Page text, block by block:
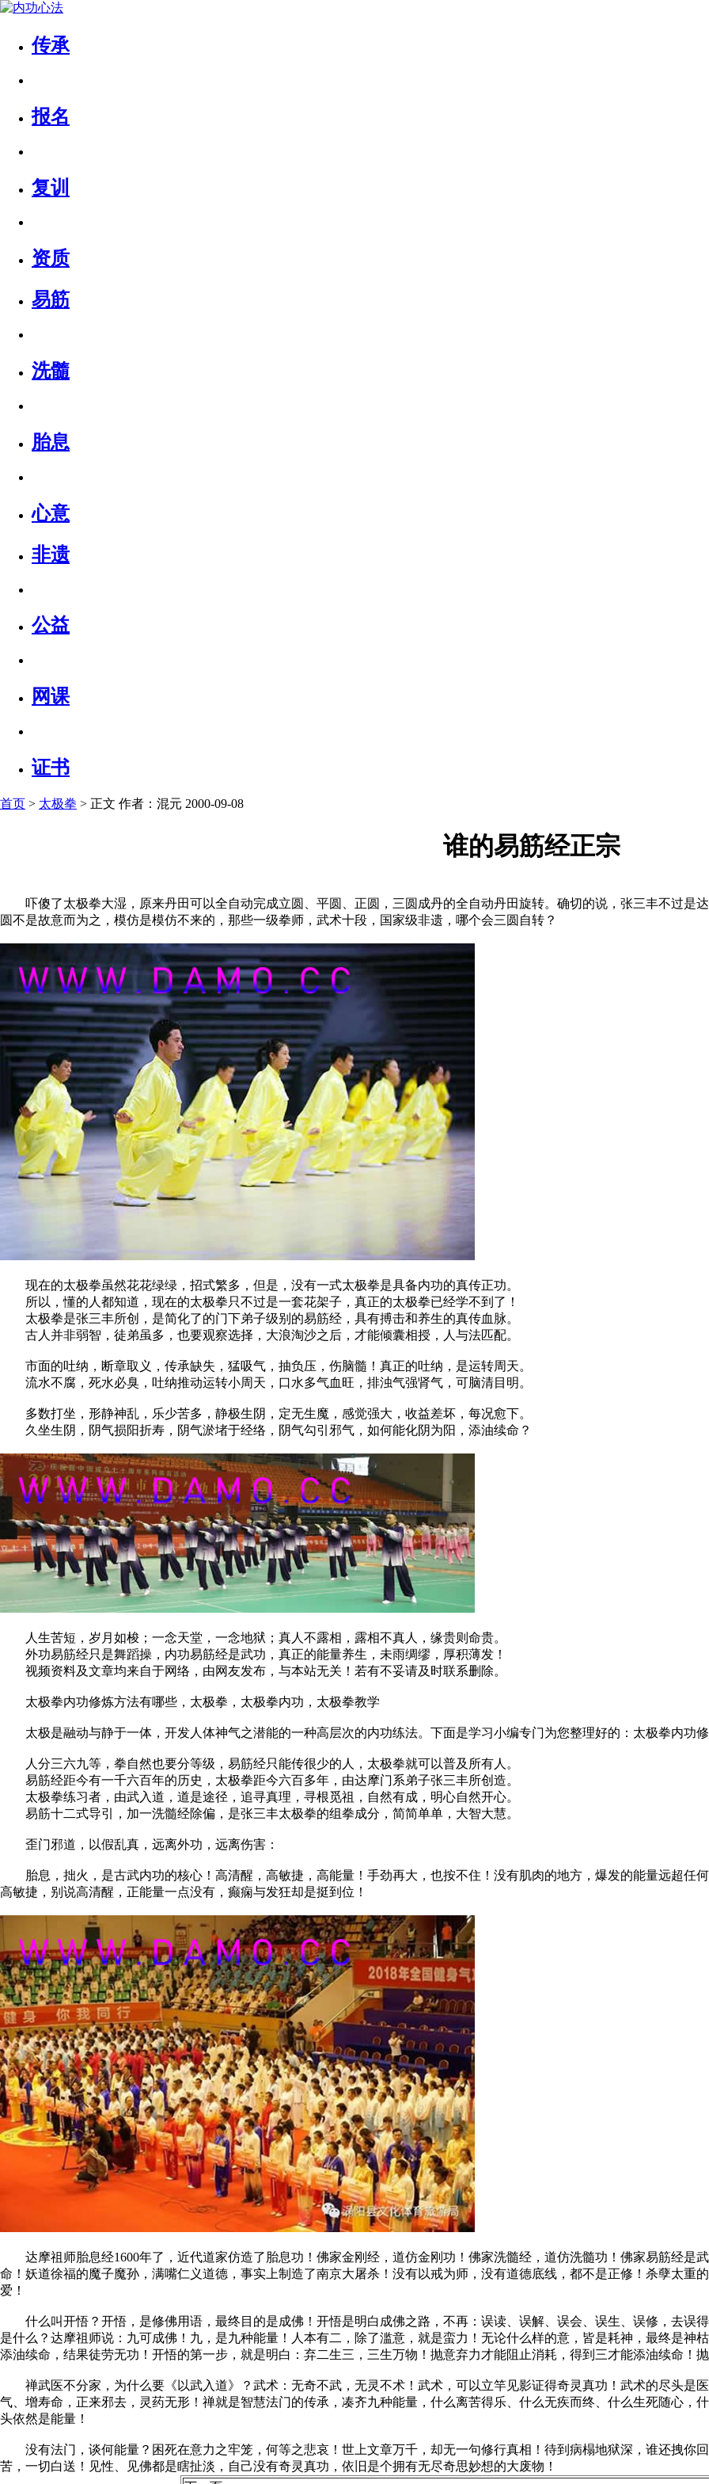
传承
报名
复训
资质
易筋
洗髓
胎息
心意
非遗
公益
网课
证书
首页 > 太极拳 > 正文 作者：混元 2000-09-08
谁的易筋经正宗
吓傻了太极拳大湿，原来丹田可以全自动完成立圆、平圆、正圆，三圆成丹的全自动丹田旋转。确切的说，张三丰不过是
圆不是故意而为之，模仿是模仿不来的，那些一级拳师，武术十段，国家级非遗，哪个会三圆自转？
现在的太极拳虽然花花绿绿，招式繁多，但是，没有一式太极拳是具备内功的真传正功。
所以，懂的人都知道，现在的太极拳只不过是一套花架子，真正的太极拳已经学不到了！
太极拳是张三丰所创，是简化了的门下弟子级别的易筋经，具有搏击和养生的真传血脉。
古人并非弱智，徒弟虽多，也要观察选择，大浪淘沙之后，才能倾囊相授，人与法匹配。
市面的吐纳，断章取义，传承缺失，猛吸气，抽负压，伤脑髓！真正的吐纳，是运转周天。
流水不腐，死水必臭，吐纳推动运转小周天，口水多气血旺，排浊气强肾气，可脑清目明。
多数打坐，形静神乱，乐少苦多，静极生阴，定无生魔，感觉强大，收益差坏，每况愈下。
久坐生阴，阴气损阳折寿，阴气淤堵于经络，阴气勾引邪气，如何能化阴为阳，添油续命？
人生苦短，岁月如梭；一念天堂，一念地狱；真人不露相，露相不真人，缘贵则命贵。
外功易筋经只是舞蹈操，内功易筋经是武功，真正的能量养生，未雨绸缪，厚积薄发！
视频资料及文章均来自于网络，由网友发布，与本站无关！若有不妥请及时联系删除。
太极拳内功修炼方法有哪些，太极拳，太极拳内功，太极拳教学
太极是融动与静于一体，开发人体神气之潜能的一种高层次的内功练法。下面是学习小编专门为您整理好的：太极拳内功
人分三六九等，拳自然也要分等级，易筋经只能传很少的人，太极拳就可以普及所有人。
易筋经距今有一千六百年的历史，太极拳距今六百多年，由达摩门系弟子张三丰所创造。
太极拳练习者，由武入道，道是途径，追寻真理，寻根觅祖，自然有成，明心自然开心。
易筋十二式导引，加一洗髓经除偏，是张三丰太极拳的组拳成分，简简单单，大智大慧。
歪门邪道，以假乱真，远离外功，远离伤害：
胎息，拙火，是古武内功的核心！高清醒，高敏捷，高能量！手劲再大，也按不住！没有肌肉的地方，爆发的能量远超任
高敏捷，别说高清醒，正能量一点没有，癫痫与发狂却是挺到位！
达摩祖师胎息经1600年了，近代道家仿造了胎息功！佛家金刚经，道仿金刚功！佛家洗髓经，道仿洗髓功！佛家易筋经是
命！妖道徐福的魔子魔孙，满嘴仁义道德，事实上制造了南京大屠杀！没有以戒为师，没有道德底线，都不是正修！杀孽太重
爱！
什么叫开悟？开悟，是修佛用语，最终目的是成佛！开悟是明白成佛之路，不再：误读、误解、误会、误生、误修，去误
是什么？达摩祖师说：九可成佛！九，是九种能量！人本有二，除了滥意，就是蛮力！无论什么样的意，皆是耗神，最终是神
添油续命，结果徒劳无功！开悟的第一步，就是明白：弃二生三，三生万物！抛意弃力才能阻止消耗，得到三才能添油续命！
禅武医不分家，为什么要《以武入道》？武术：无奇不武，无灵不术！武术，可以立竿见影证得奇灵真功！武术的尽头是
气、增寿命，正来邪去，灵药无形！禅就是智慧法门的传承，凑齐九种能量，什么离苦得乐、什么无疾而终、什么生死随心，
头依然是能量！
没有法门，谈何能量？困死在意力之牢笼，何等之悲哀！世上文章万千，却无一句修行真相！待到病榻地狱深，谁还拽你
苦，一切白送！见性、见佛都是瞎扯淡，自己没有奇灵真功，依旧是个拥有无尽奇思妙想的大废物！